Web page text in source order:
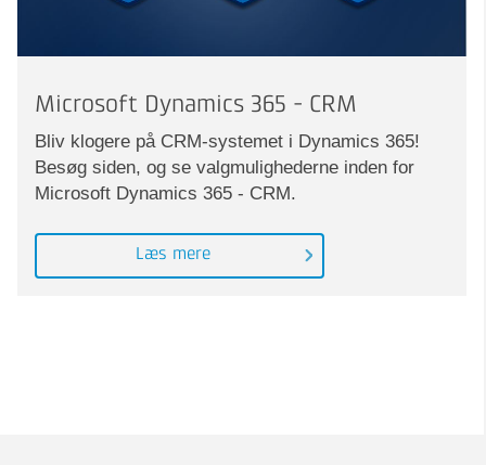
Microsoft Dynamics 365 - CRM
Bliv klogere på CRM-systemet i Dynamics 365!
Besøg siden, og se valgmulighederne inden for
Microsoft Dynamics 365 - CRM.
Læs mere